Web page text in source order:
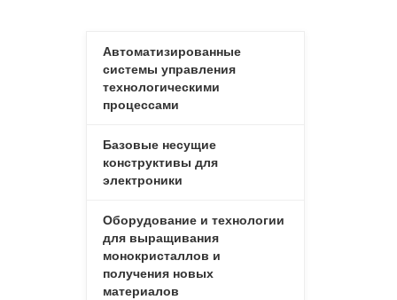
Автоматизированные
системы управления
технологическими
процессами
Базовые несущие
конструктивы для
электроники
Оборудование и технологии
для выращивания
монокристаллов и
получения новых
материалов